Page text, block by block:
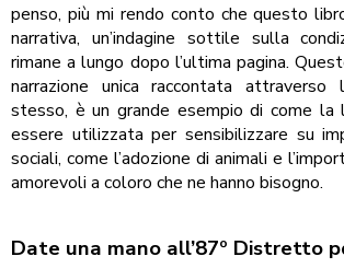
penso, più mi rendo conto che questo
narrativa, un’indagine sottile sulla
rimane a lungo dopo l’ultima pagina.
narrazione unica raccontata
stesso, è un grande esempio di come la
essere utilizzata per sensibilizzare su
sociali, come l’adozione di animali e
amorevoli a coloro che ne hanno bisogno.
Date una mano all’87º Distretto